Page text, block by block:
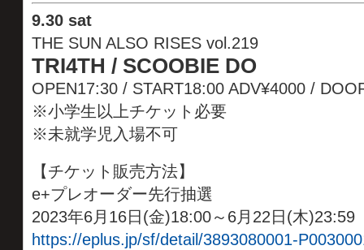
9.30 sat
THE SUN ALSO RISES vol.219
TRI4TH / SCOOBIE DO
OPEN17:30 / START18:00 ADV¥4000 /
※小学生以上チケット必要
※未就学児入場不可
【チケット販売方法】
e+プレオーダー先行抽選
2023年6月16日(金)18:00～6月22日(木)23:59
https://eplus.jp/sf/detail/3893080001-